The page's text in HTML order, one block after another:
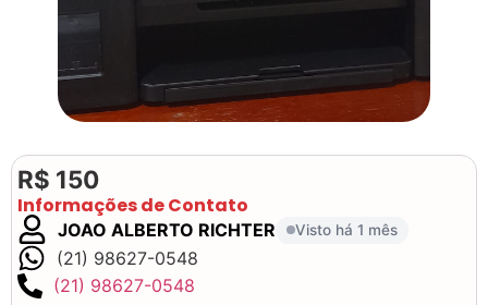
R$ 150
Informações de Contato
JOAO ALBERTO RICHTER Visto há 1 mês
(21) 98627-0548
(21) 98627-0548